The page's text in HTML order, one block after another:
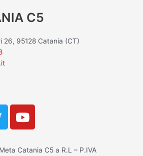
C5
26, 95128 Catania (CT)
Y
o
t
Catania C5 a R.L – P.IVA